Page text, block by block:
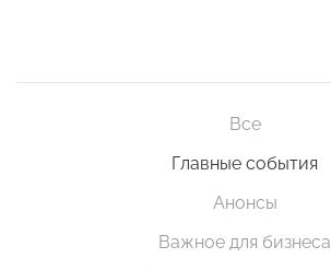
Все
Главные события
Анонсы
Важное для бизнеса